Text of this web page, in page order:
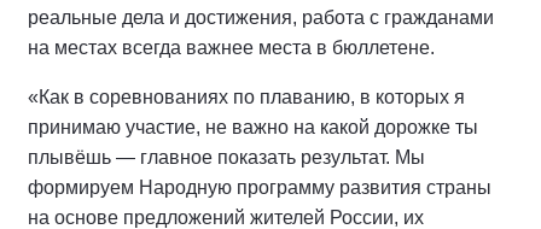
реальные дела и достижения, работа с гражданами
на местах всегда важнее места в бюллетене.
«Как в соревнованиях по плаванию, в которых я
принимаю участие, не важно на какой дорожке ты
плывёшь — главное показать результат. Мы
формируем Народную программу развития страны
на основе предложений жителей России, их